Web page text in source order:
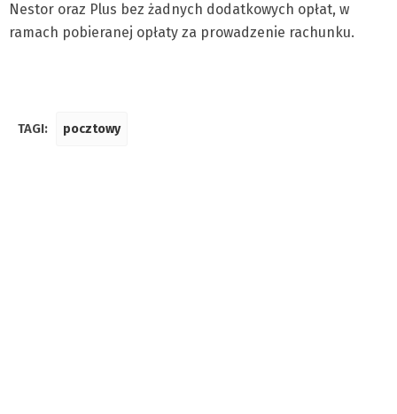
Nestor oraz Plus bez żadnych dodatkowych opłat, w
ramach pobieranej opłaty za prowadzenie rachunku.
TAGI: pocztowy